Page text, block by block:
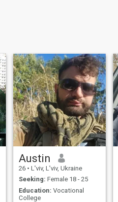
Austin
26 • L'viv, L'viv, Ukraine
Seeking: Female 18 - 25
Education: Vocational
College